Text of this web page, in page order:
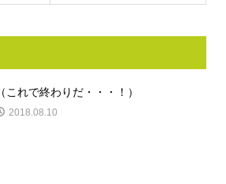
（これで終わりだ・・・！）
2018.08.10